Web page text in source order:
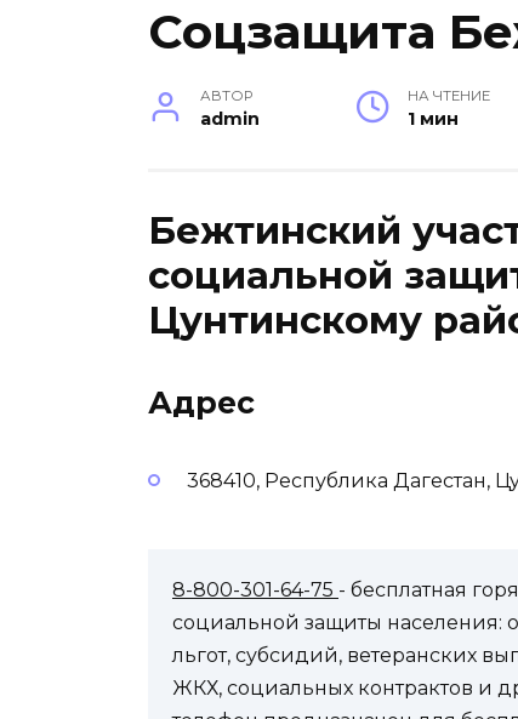
Соцзащита
АВТОР
admin
НА ЧТЕНИЕ
1 мин
Бежтинский
социальной
Цунтинскому
Адрес
368410, Республика Дагестан,
8-800-301-64-75 - бесплатная
социальной защиты населения:
льгот, субсидий, ветеранских
ЖКХ, социальных контрактов и